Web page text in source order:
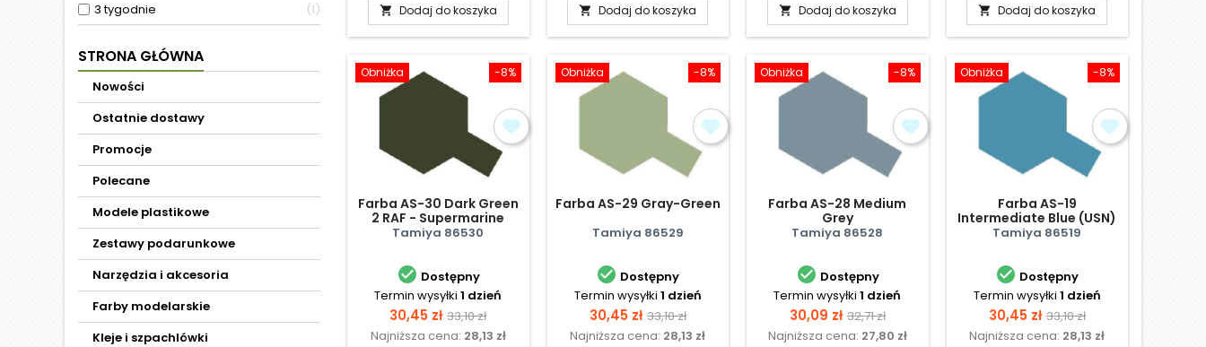
3 tygodnie
1
STRONA GŁÓWNA
Nowości
Ostatnie dostawy
Promocje
Polecane
Modele plastikowe
Zestawy podarunkowe
Narzędzia i akcesoria
Farby modelarskie
Kleje i szpachlówki
 Dodaj do koszyka  Dodaj do koszyka  Dodaj do koszyka  Dodaj do koszyka
-8%
Obniżka
Farba AS-30 Dark Green
2 RAF - Supermarine
Spitfire Mk. IXC
Tamiya 86530
 Dostępny
Termin wysyłki 1 dzień
Cena
30,45 zł Cena
podstawowa
33,10 zł
Najniższa cena: 28,13 zł
-8%
Obniżka
Farba AS-29 Gray-Green
Tamiya 86529
 Dostępny
Termin wysyłki 1 dzień
Cena
30,45 zł Cena
podstawowa
33,10 zł
Najniższa cena: 28,13 zł
-8%
Obniżka
Farba AS-28 Medium
Grey
Tamiya 86528
 Dostępny
Termin wysyłki 1 dzień
Cena
30,09 zł Cena
podstawowa
32,71 zł
Najniższa cena: 27,80 zł
-8%
Obniżka
Farba AS-19
Intermediate Blue (USN)
Tamiya 86519
 Dostępny
Termin wysyłki 1 dzień
Cena
30,45 zł Cena
podstawowa
33,10 zł
Najniższa cena: 28,13 zł